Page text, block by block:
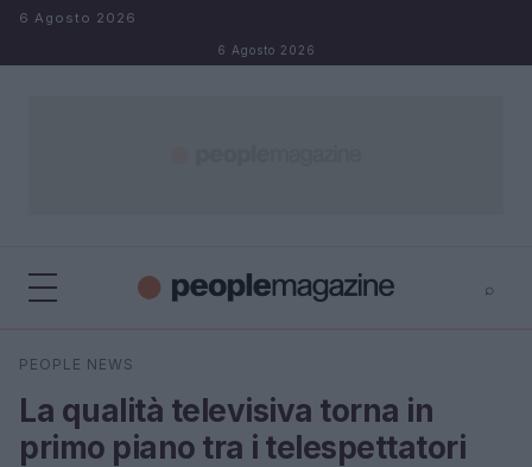
Salta al contenuto
6 Agosto 2026
6 Agosto 2026
⌕
Cerca
PEOPLE NEWS
La qualità televisiva torna in
primo piano tra i telespettatori